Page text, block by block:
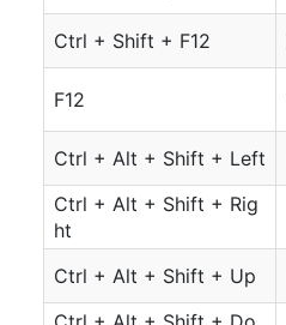
Ctrl + Shift + F12
F12
Ctrl + Alt + Shift + Left
Ctrl + Alt + Shift + Rig
ht
Ctrl + Alt + Shift + Up